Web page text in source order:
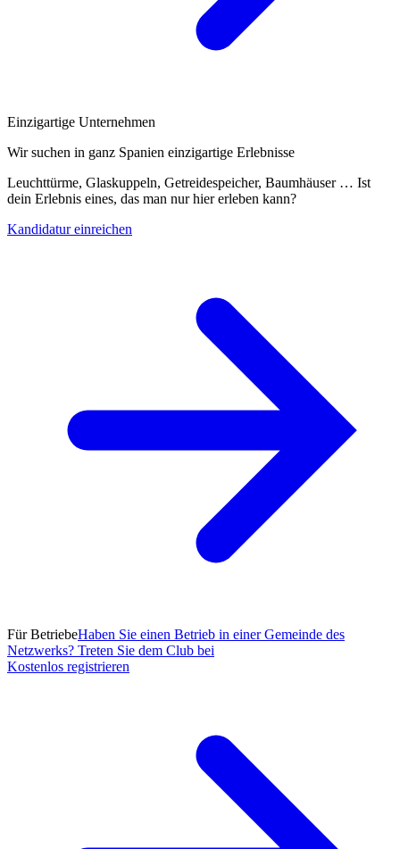
Einzigartige Unternehmen
Wir suchen in ganz Spanien einzigartige Erlebnisse
Leuchttürme, Glaskuppeln, Getreidespeicher, Baumhäuser … Ist
dein Erlebnis eines, das man nur hier erleben kann?
Kandidatur einreichen
Für BetriebeHaben Sie einen Betrieb in einer Gemeinde des
Netzwerks? Treten Sie dem Club bei
Kostenlos registrieren